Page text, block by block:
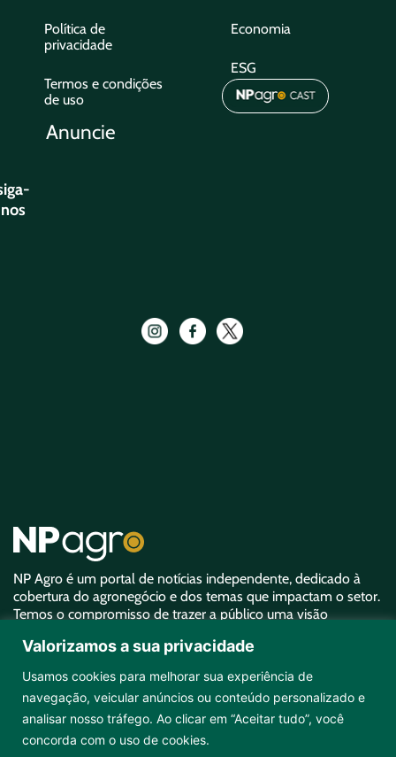
Valorizamos a sua privacidade
Usamos cookies para melhorar sua experiência de
navegação, veicular anúncios ou conteúdo personalizado e
analisar nosso tráfego. Ao clicar em “Aceitar tudo”, você
concorda com o uso de cookies.
NP Agro é um portal de notícias independente, dedicado à
cobertura do agronegócio e dos temas que impactam o setor.
Temos o compromisso de trazer a público uma visão
equivalente à sua importância.
Política de
privacidade
Termos e condições
de uso
Anuncie
Economia
ESG
nos
Copyright ©2026 NPAgro. Todos os direitos reservados.